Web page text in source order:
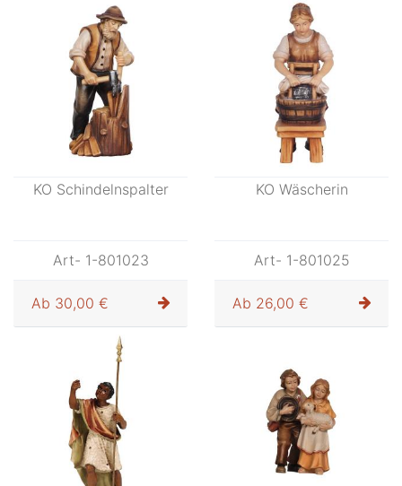
Art- 1-801022
26,00 €
KO Schindelnspalter
Art- 1-801023
30,00 €
KO Wäscherin
Art- 1-801025
26,00 €